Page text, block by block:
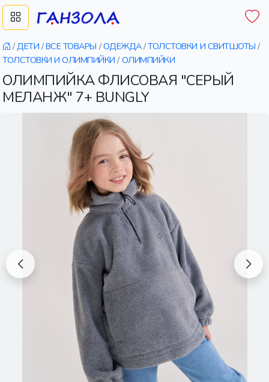
/ДЕТИ /ВСЕ ТОВАРЫ /ОДЕЖДА/ТОЛСТОВКИ И СВИТШОТЫ /
ТОЛСТОВКИ И ОЛИМПИЙКИ / ОЛИМПИЙКИ
ОЛИМПИЙКА ФЛИСОВАЯ "СЕРЫЙ
МЕЛАНЖ" 7+ BUNGLY